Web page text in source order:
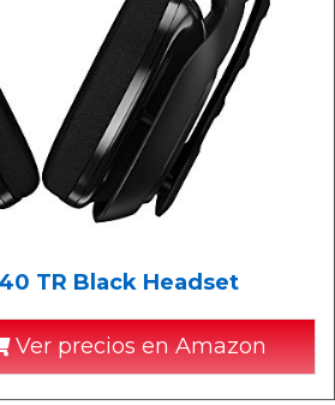
TR Black Headset
Ver precios en Amazon